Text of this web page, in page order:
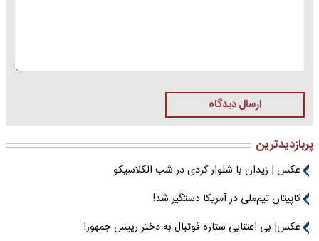
ارسال دیدگاه
پربازدیدترین
عکس | زیدان با شلوار کردی در شب الکلاسیکو
کاپیتان تیم‌ملی در آمریکا دستگیر شد!
عکس| بی اعتنایی ستاره فوتبال به دختر رییس جمهور!